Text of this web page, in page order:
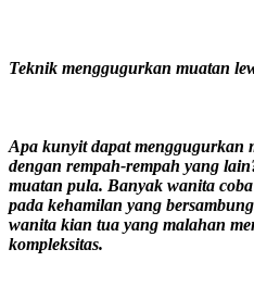
Teknik menggugurkan muatan
Apa kunyit dapat menggugurkan
dengan rempah-rempah yang
muatan pula. Banyak wanita
pada kehamilan yang
wanita kian tua yang malahan
kompleksitas.